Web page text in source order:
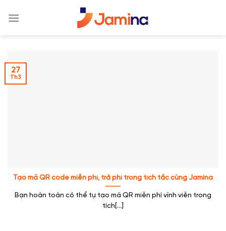
Tạo mã QR code miễn phí, trả phí trong tích tắc cùng Jamina
Bạn hoàn toàn có thể tự tạo mã QR miễn phí vĩnh viễn trong
tích[...]
27
Th3